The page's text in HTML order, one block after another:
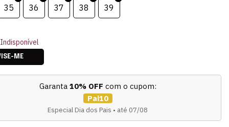
35 36 37 38 39
ME
Garanta 10% OFF com o cupom:
Pai10
Especial Dia dos Pais • até 07/08